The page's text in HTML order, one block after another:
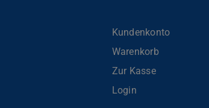
Kundenkonto
Warenkorb
Zur Kasse
Login